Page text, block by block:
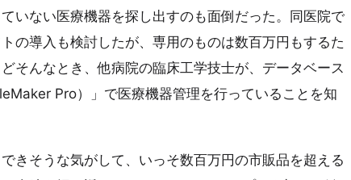
いない医療機器を探し出すのも面倒だった。同医院で
の導入も検討したが、専用のものは数百万円もするた
そんなとき、他病院の臨床工学技士が、データベース
Pro）」で医療機器管理を行っていることを知
きそうな気がして、いっそ数百万円の市販品を超える